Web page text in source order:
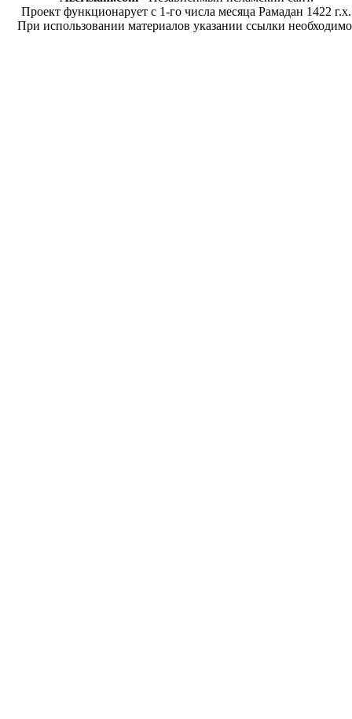
Проект функционарует с 1-го числа месяца Рамадан 1422 г.х.
При использовании материалов указании ссылки